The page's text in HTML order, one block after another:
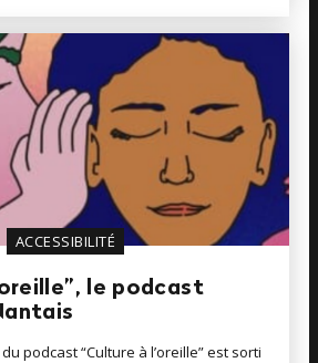
ACCESSIBILITÉ
le podcast
podcast “Culture à l’oreille” est sorti